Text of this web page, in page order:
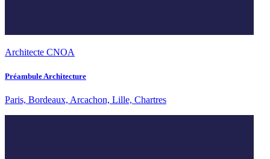
Architecte CNOA
Préambule Architecture
Paris, Bordeaux, Arcachon, Lille, Chartres